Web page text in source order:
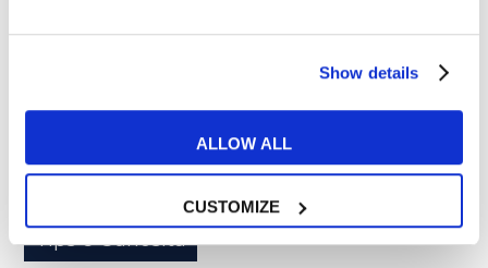
Show details
ALLOW ALL
CUSTOMIZE
Tips e Curiosità